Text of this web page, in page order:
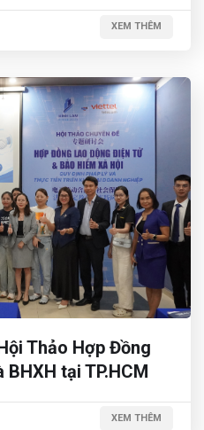
XEM THÊM
Thảo Hợp Đồng
tại TP.HCM
XEM THÊM